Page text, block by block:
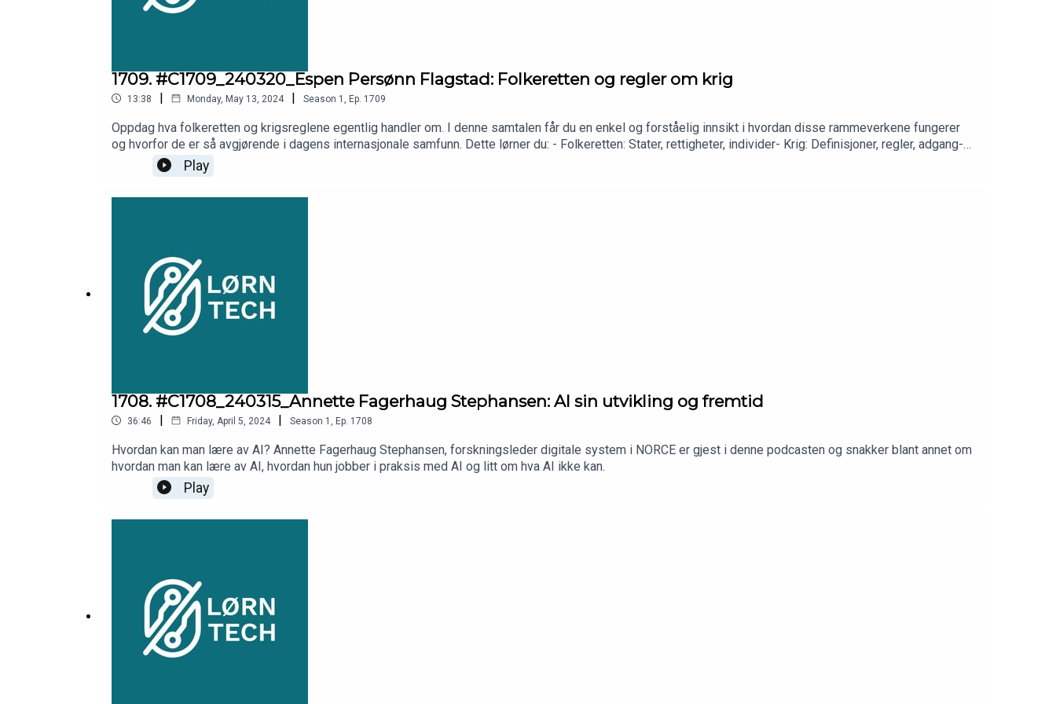
1709. #C1709_240320_Espen Persønn Flagstad: Folkeretten og regler om krig
13:38 | Monday, May 13, 2024 | Season 1 Ep. 1709
Oppdag hva folkeretten og krigsreglene egentlig handler om. I denne samtalen får du en enkel og forståelig innsikt i hvordan disse rammeverkene fungerer
og hvorfor de er så avgjørende i dagens internasjonale samfunn. Dette lørner du: - Folkeretten: Stater, rettigheter, individer- Krig: Definisjoner, regler, adgang-
Maktforbud: Fred, sikkerhet, unntak- Internasjonale konflikter: Sanksjoner, forsvar, resolusjoner
Play
1708. #C1708_240315_Annette Fagerhaug Stephansen: AI sin utvikling og fremtid
36:46 | Friday, April 5, 2024 | Season 1 Ep. 1708
Hvordan kan man lære av AI? Annette Fagerhaug Stephansen, forskningsleder digitale system i NORCE er gjest i denne podcasten og snakker blant annet om
hvordan man kan lære av AI, hvordan hun jobber i praksis med AI og litt om hva AI ikke kan.
Play